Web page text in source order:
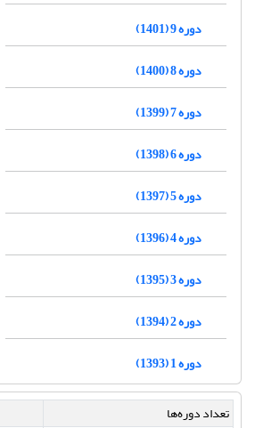
دوره 9 (1401)
دوره 8 (1400)
دوره 7 (1399)
دوره 6 (1398)
دوره 5 (1397)
دوره 4 (1396)
دوره 3 (1395)
دوره 2 (1394)
دوره 1 (1393)
تعداد دوره‌ها